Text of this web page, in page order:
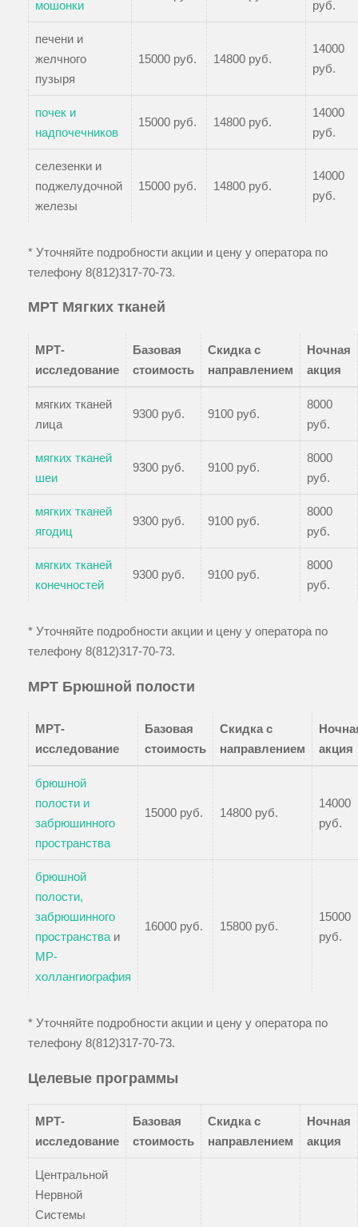
мошонки руб.
печени и
желчного
пузыря
15000 руб. 14800 руб.
14000
руб.
почек и
надпочечников
15000 руб. 14800 руб.
14000
руб.
селезенки и
поджелудочной
железы
15000 руб. 14800 руб.
14000
руб.
* Уточняйте подробности акции и цену у оператора по
телефону 8(812)317-70-73.
МРТ Мягких тканей
МРТ-
исследование
Базовая
стоимость
Скидка с
направлением
Ночная
акция
мягких тканей
лица
9300 руб. 9100 руб.
8000
руб.
мягких тканей
шеи
9300 руб. 9100 руб.
8000
руб.
мягких тканей
ягодиц
9300 руб. 9100 руб.
8000
руб.
мягких тканей
конечностей
9300 руб. 9100 руб.
8000
руб.
* Уточняйте подробности акции и цену у оператора по
телефону 8(812)317-70-73.
МРТ Брюшной полости
МРТ-
исследование
Базовая
стоимость
Скидка с
направлением
акция
брюшной
полости и
забрюшинного
пространства
15000 руб. 14800 руб.
14000
руб.
брюшной
полости,
забрюшинного
пространства и
МР-
холлангиография
16000 руб. 15800 руб.
15000
руб.
* Уточняйте подробности акции и цену у оператора по
телефону 8(812)317-70-73.
Целевые программы
МРТ-
исследование
Базовая
стоимость
Скидка с
направлением
Ночная
акция
Центральной
Нервной
Системы